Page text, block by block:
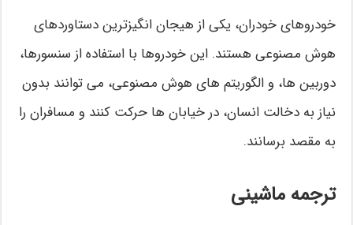
خودروهای خودران، یکی از هیجان انگیزترین دستاوردهای
هوش مصنوعی هستند. این خودروها با استفاده از سنسورها،
دوربین ها، و الگوریتم های هوش مصنوعی، می توانند بدون
نیاز به دخالت انسان، در خیابان ها حرکت کنند و مسافران را
به مقصد برسانند.
ترجمه ماشینی